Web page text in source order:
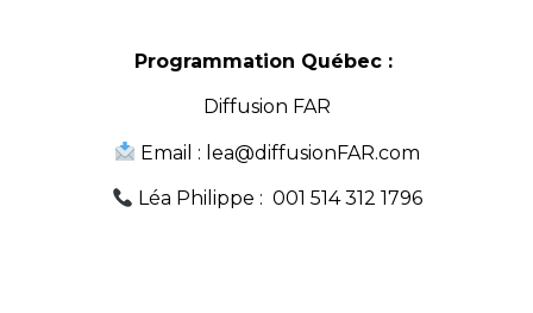
Programmation Québec :
Diffusion FAR
Email : lea@diffusionFAR.com
Léa Philippe : 001 514 312 1796